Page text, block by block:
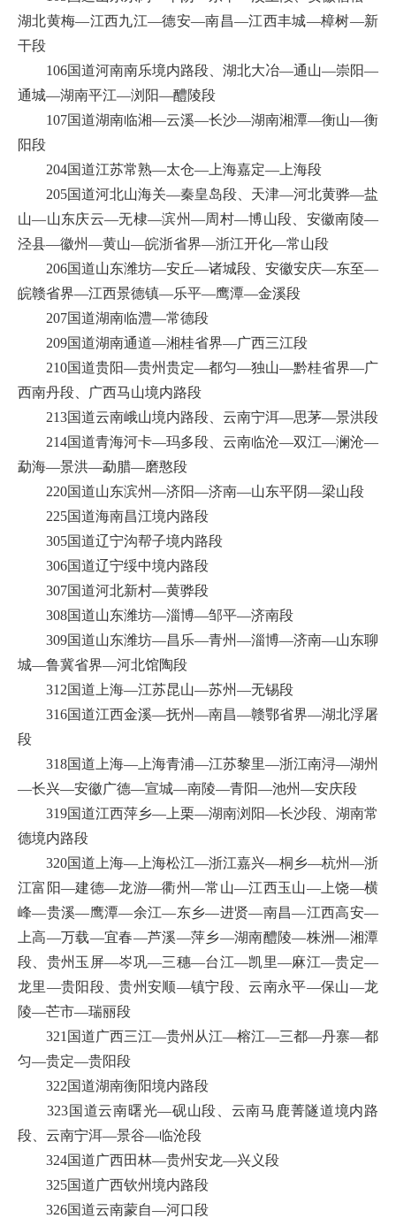
湖北黄梅—江西九江—德安—南昌—江西丰城—樟树—新
干段
106国道河南南乐境内路段、湖北大冶—通山—崇阳—
通城—湖南平江—浏阳—醴陵段
107国道湖南临湘—云溪—长沙—湖南湘潭—衡山—衡
阳段
204国道江苏常熟—太仓—上海嘉定—上海段
205国道河北山海关—秦皇岛段、天津—河北黄骅—盐
山—山东庆云—无棣—滨州—周村—博山段、安徽南陵—
泾县—徽州—黄山—皖浙省界—浙江开化—常山段
206国道山东潍坊—安丘—诸城段、安徽安庆—东至—
皖赣省界—江西景德镇—乐平—鹰潭—金溪段
207国道湖南临澧—常德段
209国道湖南通道—湘桂省界—广西三江段
210国道贵阳—贵州贵定—都匀—独山—黔桂省界—广
西南丹段、广西马山境内路段
213国道云南峨山境内路段、云南宁洱—思茅—景洪段
214国道青海河卡—玛多段、云南临沧—双江—澜沧—
勐海—景洪—勐腊—磨憨段
220国道山东滨州—济阳—济南—山东平阴—梁山段
225国道海南昌江境内路段
305国道辽宁沟帮子境内路段
306国道辽宁绥中境内路段
307国道河北新村—黄骅段
308国道山东潍坊—淄博—邹平—济南段
309国道山东潍坊—昌乐—青州—淄博—济南—山东聊
城—鲁冀省界—河北馆陶段
312国道上海—江苏昆山—苏州—无锡段
316国道江西金溪—抚州—南昌—赣鄂省界—湖北浮屠
段
318国道上海—上海青浦—江苏黎里—浙江南浔—湖州
—长兴—安徽广德—宣城—南陵—青阳—池州—安庆段
319国道江西萍乡—上栗—湖南浏阳—长沙段、湖南常
德境内路段
320国道上海—上海松江—浙江嘉兴—桐乡—杭州—浙
江富阳—建德—龙游—衢州—常山—江西玉山—上饶—横
峰—贵溪—鹰潭—余江—东乡—进贤—南昌—江西高安—
上高—万载—宜春—芦溪—萍乡—湖南醴陵—株洲—湘潭
段、贵州玉屏—岑巩—三穗—台江—凯里—麻江—贵定—
龙里—贵阳段、贵州安顺—镇宁段、云南永平—保山—龙
陵—芒市—瑞丽段
321国道广西三江—贵州从江—榕江—三都—丹寨—都
匀—贵定—贵阳段
322国道湖南衡阳境内路段
323国道云南曙光—砚山段、云南马鹿菁隧道境内路
段、云南宁洱—景谷—临沧段
324国道广西田林—贵州安龙—兴义段
325国道广西钦州境内路段
326国道云南蒙自—河口段